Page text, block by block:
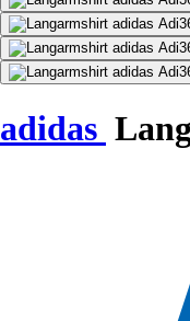
adidas